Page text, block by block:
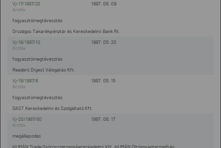
1997. 06. 09
Vj-17/1997/20
Országos Takarékpénztár és Kereskedelmi Bank Rt.
fogyasztómegtévesztés
1997. 05. 20
Vj-18/1997/10
Reader`s Digest Válogatás Kft.
fogyasztómegtévesztés
1997. 05. 15
Vj-19/1997/8
DAST Kereskedelmi és Szolgáltató Kft.
fogyasztómegtévesztés
1997. 06. 17
Vj-20/1997/60
HUMÁN Trade Gyórgyszernagykereskedelmi Kft. HUMÁN Oltóanyagtermelő és
megállapodás